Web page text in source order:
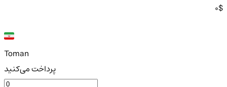
0$
Toman
پرداخت می‌کنید